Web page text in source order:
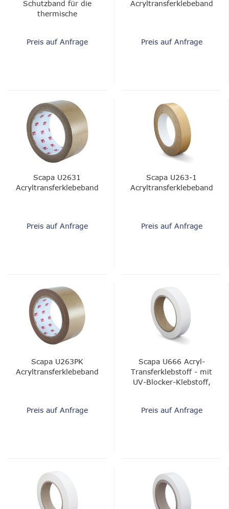
Schutzband für die
thermische
Preis auf Anfrage
Acryltransferklebeband
Preis auf Anfrage
Scapa U2631
Acryltransferklebeband
Preis auf Anfrage
Scapa U263-1
Acryltransferklebeband
Preis auf Anfrage
Scapa U263PK
Acryltransferklebeband
Preis auf Anfrage
Scapa U666 Acryl-
Transferklebstoff - mit
UV-Blocker-Klebstoff,
Preis auf Anfrage